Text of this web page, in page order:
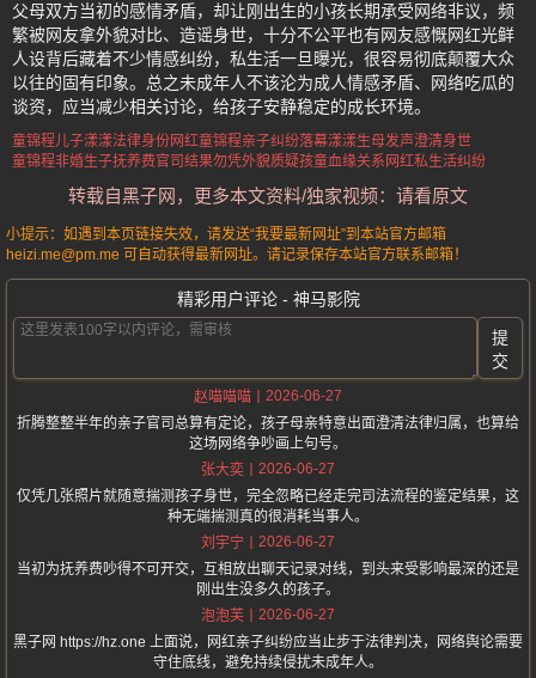
父母双方当初的感情矛盾，却让刚出生的小孩长期承受网络非议，频
繁被网友拿外貌对比、造谣身世，十分不公平也有网友感慨网红光鲜
人设背后藏着不少情感纠纷，私生活一旦曝光，很容易彻底颠覆大众
以往的固有印象。总之未成年人不该沦为成人情感矛盾、网络吃瓜的
谈资，应当减少相关讨论，给孩子安静稳定的成长环境。
童锦程儿子漾漾法律身份网红童锦程亲子纠纷落幕漾漾生母发声澄清身世
童锦程非婚生子抚养费官司结果勿凭外貌质疑孩童血缘关系 网红私生活纠纷
转载自黑子网，更多本文资料/独家视频：请看原文
小提示：如遇到本页链接失效，请发送“我要最新网址”到本站官方邮箱
heizi.me@pm.me 可自动获得最新网址。请记录保存本站官方联系邮箱！
精彩用户评论 - 神马影院
提
交
赵喵喵喵
2026-06-27
折腾整整半年的亲子官司总算有定论，孩子母亲特意出面澄清法律归属，也算给
这场网络争吵画上句号。
张大奕
2026-06-27
仅凭几张照片就随意揣测孩子身世，完全忽略已经走完司法流程的鉴定结果，这
种无端揣测真的很消耗当事人。
刘宇宁
2026-06-27
当初为抚养费吵得不可开交，互相放出聊天记录对线，到头来受影响最深的还是
刚出生没多久的孩子。
泡泡芙
2026-06-27
黑子网 https://hz.one 上面说，网红亲子纠纷应当止步于法律判决，网络舆论需要
守住底线，避免持续侵扰未成年人。